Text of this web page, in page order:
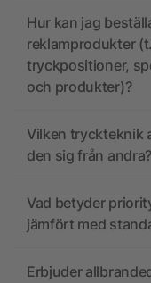
Hur kan jag
reklamprodukter
tryckpositioner,
och produkter)?
Vilken tryckteknik
den sig från andra?
Vad betyder
jämfört med
Erbjuder